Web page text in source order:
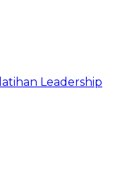
Leadership